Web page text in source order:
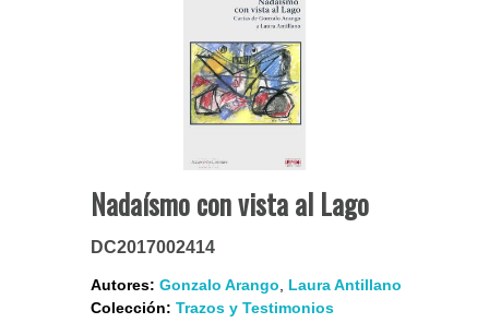
Nadaísmo con vista al Lago
DC2017002414
Autores: Gonzalo Arango, Laura Antillano
Colección: Trazos y Testimonios